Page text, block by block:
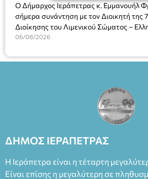
Ο Δήμαρχος Ιεράπετρας κ. Εμμανουήλ
σήμερα συνάντηση με τον Διοικητή της
Διοίκησης του Λιμενικού Σώματος –
Ακτοφυλακής (Λ.Σ.-ΕΛ.ΑΚΤ.),
06/08/2026
ΔΗΜΟΣ ΙΕΡΑΠΕΤΡΑΣ
Η Ιεράπετρα είναι η τέταρτη
Είναι επίσης η μεγαλύτερη σε